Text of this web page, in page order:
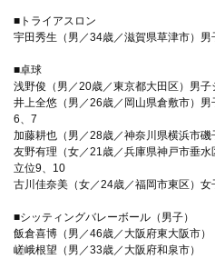
■トライアスロン
宇田秀生（男／34歳／滋賀県草津市）
■卓球
浅野俊（男／20歳／東京都大田区）男
井上全悠（男／26歳／岡山県倉敷市）
6、7
加藤耕也（男／28歳／神奈川県横浜市
友野有理（女／21歳／兵庫県神戸市垂
立位9、10
古川佳奈美（女／24歳／福岡市東区）
■シッティングバレーボール（男子）
飯倉喜博（男／46歳／大阪府東大阪市）
嵯峨根望（男／33歳／大阪府和泉市）